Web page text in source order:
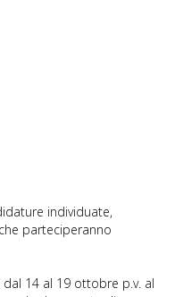
individuate,
parteciperanno
14 al 19 ottobre p.v. al